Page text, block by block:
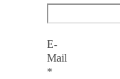
E-
Mail
*